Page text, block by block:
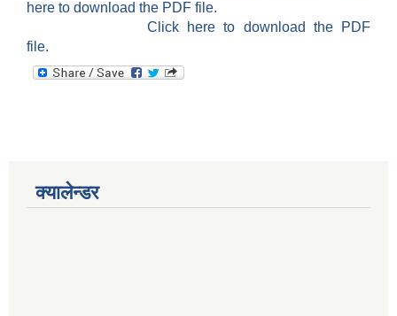
here to download the PDF file.
Click here to download the PDF
file.
क्यालेन्डर